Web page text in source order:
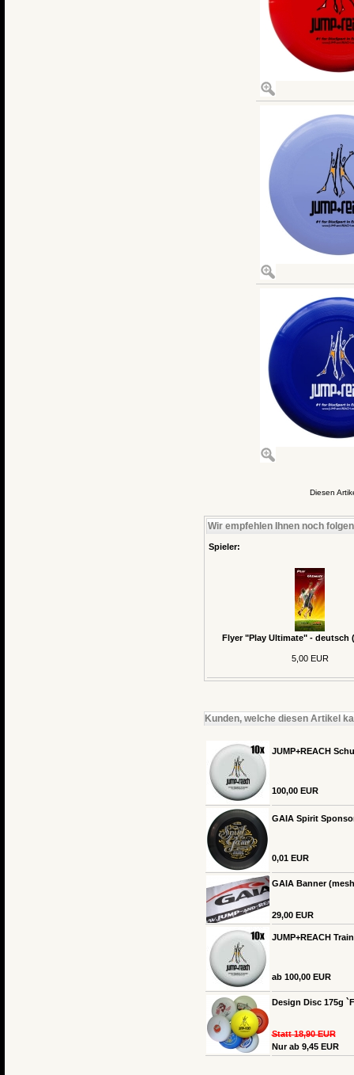
Diesen
Wir empfehlen Ihnen noch
Spieler:
Flyer "Play Ultimate" - deutsch
5,00 EUR
Kunden, welche diesen Artikel
JUMP+REACH
100,00 EUR
GAIA Spirit
0,01 EUR
GAIA Banner
29,00 EUR
JUMP+REACH
ab 100,00 EUR
Design Disc 175g
Statt 18,90 EUR
Nur ab 9,45 EUR